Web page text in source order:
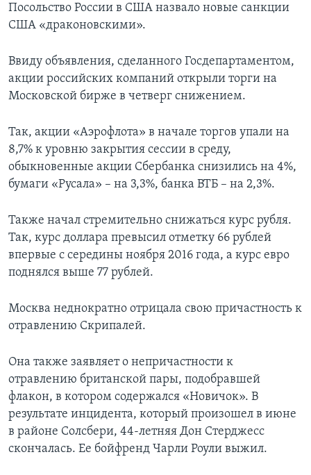
Посольство России в США назвало новые санкции
США «драконовскими».
Ввиду объявления, сделанного Госдепартаментом,
акции российских компаний открыли торги на
Московской бирже в четверг снижением.
Так, акции «Аэрофлота» в начале торгов упали на
8,7% к уровню закрытия сессии в среду,
обыкновенные акции Сбербанка снизились на 4%,
бумаги «Русала» – на 3,3%, банка ВТБ – на 2,3%.
Также начал стремительно снижаться курс рубля.
Так, курс доллара превысил отметку 66 рублей
впервые с середины ноября 2016 года, а курс евро
поднялся выше 77 рублей.
Москва неднократно отрицала свою причастность к
отравлению Скрипалей.
Она также заявляет о непричастности к
отравлению британской пары, подобравшей
флакон, в котором содержался «Новичок». В
результате инцидента, который произошел в июне
в районе Солсбери, 44-летняя Дон Стерджесс
скончалась. Ее бойфренд Чарли Роули выжил.